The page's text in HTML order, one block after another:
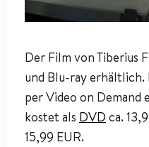
Der Film von Tiberius
und Blu-ray erhältlich.
per Video on Demand
kostet als DVD ca.
15,99 EUR.